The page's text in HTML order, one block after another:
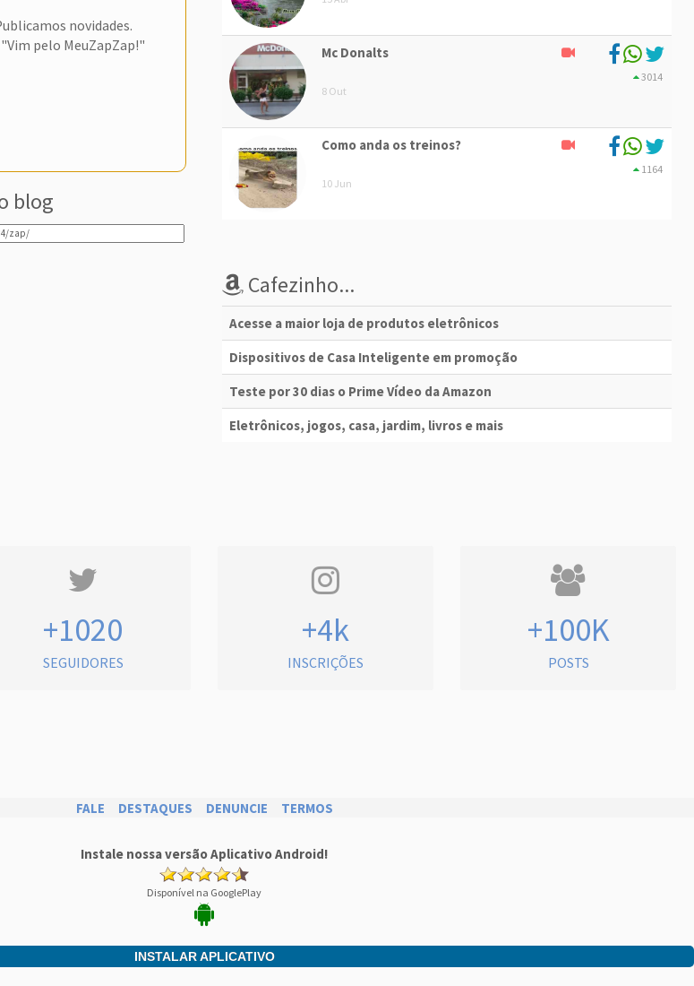
novidades.
pelo MeuZapZap!"
blog
Mc Donalts
8 Out
3014
Como anda os treinos?
10 Jun
1164
Cafezinho...
Acesse a maior loja de produtos eletrônicos
Dispositivos de Casa Inteligente em promoção
Teste por 30 dias o Prime Vídeo da Amazon
Eletrônicos, jogos, casa, jardim, livros e mais
+1020
SEGUIDORES
+4k
INSCRIÇÕES
+100K
POSTS
FALE DESTAQUES DENUNCIE TERMOS
Instale nossa versão Aplicativo Android!
Disponível na GooglePlay
INSTALAR APLICATIVO